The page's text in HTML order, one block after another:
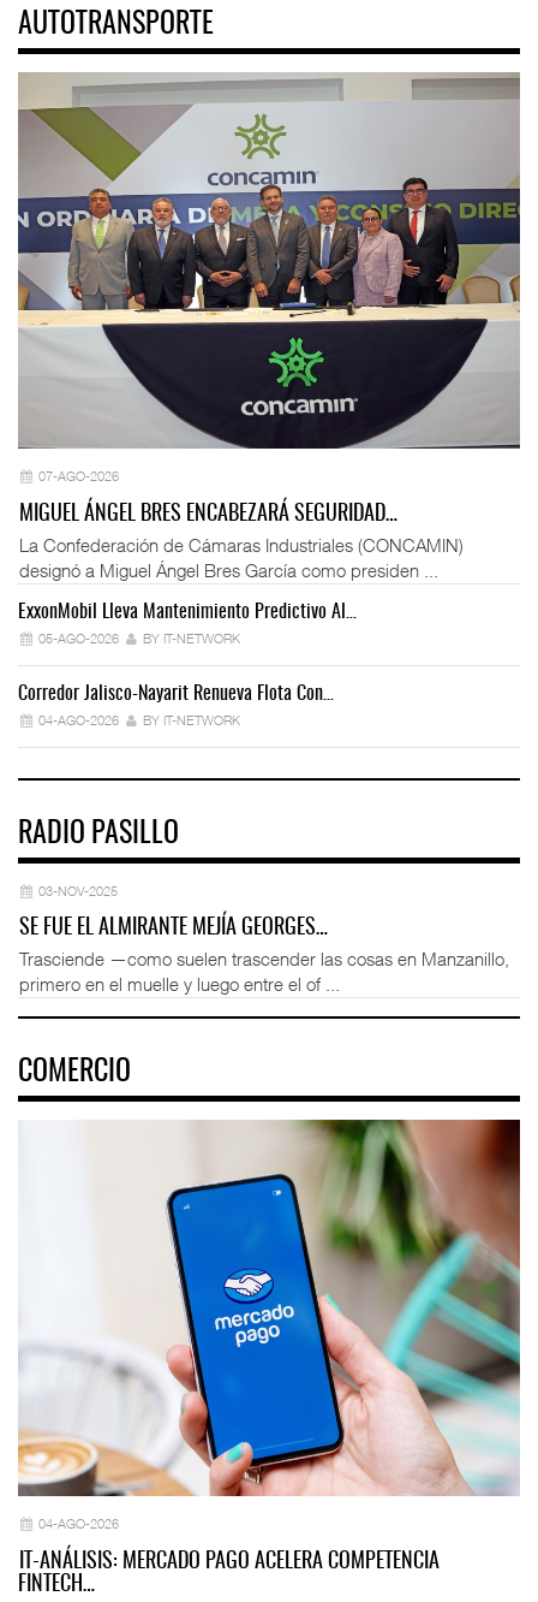
AUTOTRANSPORTE
07-AGO-2026
MIGUEL ÁNGEL BRES ENCABEZARÁ SEGURIDAD…
La Confederación de Cámaras Industriales (CONCAMIN)
designó a Miguel Ángel Bres García como presiden ...
ExxonMobil Lleva Mantenimiento Predictivo Al…
05-AGO-2026 BY IT-NETWORK
Corredor Jalisco-Nayarit Renueva Flota Con…
04-AGO-2026 BY IT-NETWORK
RADIO PASILLO
03-NOV-2025
SE FUE EL ALMIRANTE MEJÍA GEORGES…
Trasciende —como suelen trascender las cosas en Manzanillo,
primero en el muelle y luego entre el of ...
COMERCIO
04-AGO-2026
IT-ANÁLISIS: MERCADO PAGO ACELERA COMPETENCIA
FINTECH…